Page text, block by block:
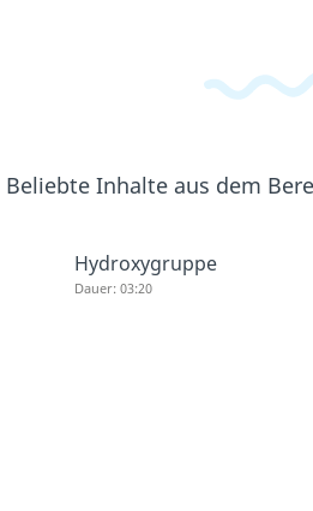
Beliebte Inhalte aus dem
Hydroxygruppe
Dauer: 03:20